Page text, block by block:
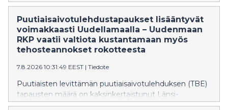
har TBE också börjat förekomma i östnyländska
kommuner, även om det handlar om tämligen få fall
tills vidare. Förra året dog fyra personer i Nyland av
TBE. Många av Finlands riskområden finns i Nyland.
Puutiaisaivotulehdustapaukset lisääntyvät
voimakkaasti Uudellamaalla – Uudenmaan
RKP vaatii valtiota kustantamaan myös
tehosteannokset rokotteesta
7.8.2026 10:31:49 EEST | Tiedote
Puutiaisten levittämän puutiaisaivotulehduksen (TBE)
tapausten määrä on kaksinkertaistunut Länsi-
Uudellamaalla tänä vuonna verrattuna viime vuoden